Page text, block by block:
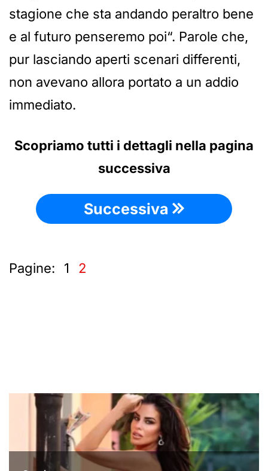
stagione che sta andando peraltro bene
e al futuro penseremo poi“. Parole che,
pur lasciando aperti scenari differenti,
non avevano allora portato a un addio
immediato.
Scopriamo tutti i dettagli nella pagina
successiva
Successiva
Pagine: 1 2